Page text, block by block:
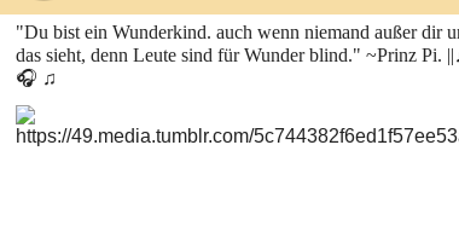
"Du bist ein Wunderkind. auch wenn niemand außer dir
das sieht, denn Leute sind für Wunder blind." ~Prinz Pi. ||
🎧 ♫